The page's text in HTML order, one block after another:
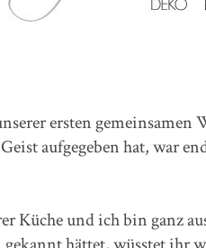
ersten gemeinsamen
aufgegeben hat, war
Küche und ich bin ganz